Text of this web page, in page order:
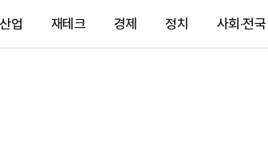
산업 재테크 경제 정치 사회·전국